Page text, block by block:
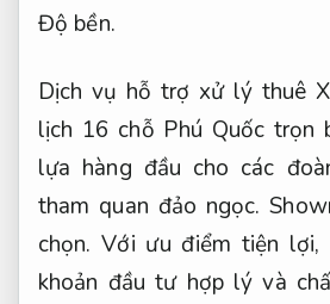
Độ bền.
Dịch vụ hỗ trợ xử lý thuê
lịch 16 chỗ Phú Quốc trọn
lựa hàng đầu cho các
tham quan đảo ngọc.
chọn. Với ưu điểm tiện lợi,
khoản đầu tư hợp lý và